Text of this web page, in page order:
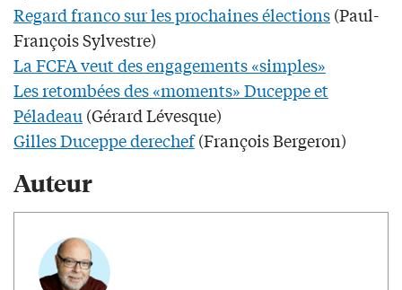
Regard franco sur les prochaines élections(Paul-
François Sylvestre)
La FCFA veut des engagements «simples»
Les retombées des «moments» Duceppe et
Péladeau (Gérard Lévesque)
Gilles Duceppe derechef(François Bergeron)
Auteur